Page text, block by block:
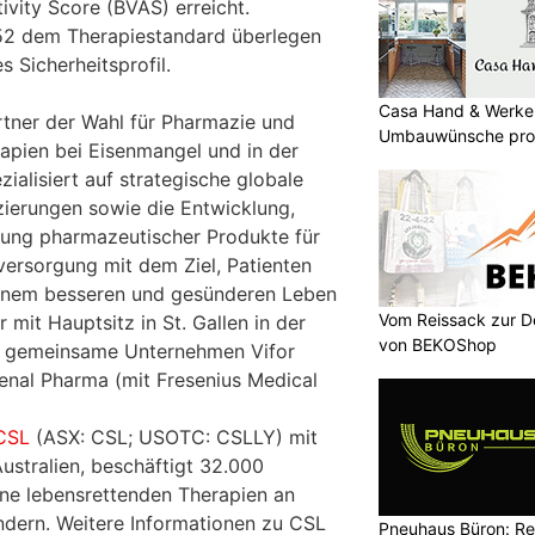
Score (BVAS) erreicht.
dem Therapiestandard überlegen
Sicherheitsprofil.
der Wahl für Pharmazie und
bei Eisenmangel und in der
auf strategische globale
sowie die Entwicklung,
pharmazeutischer Produkte für
mit dem Ziel, Patienten
besseren und gesünderen Leben
mit Hauptsitz in St. Gallen in der
Unternehmen Vifor
Pharma (mit Fresenius Medical
(ASX: CSL; USOTC: CSLLY) mit
beschäftigt 32.000
lebensrettenden Therapien an
Weitere Informationen zu CSL
Casa Hand &
Umbauwünsche
Vom Reissack zur
von BEKOShop
Pneuhaus Büron: